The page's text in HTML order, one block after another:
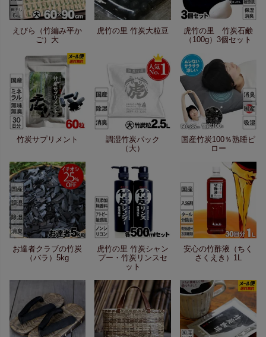
えびら（竹編み平か
ご）大
虎竹の里 竹炭大粒豆
虎竹の里 竹炭石鹸
（100g）3個セット
竹炭サプリメント
調湿竹炭パック
（大）
国産竹炭100％熟睡ピ
ロー
お達者クラブの竹炭
（バラ）5kg
虎竹の里 竹炭シャン
プー・竹炭リンスセ
ット
安心の竹酢液（ちく
さくえき）1L